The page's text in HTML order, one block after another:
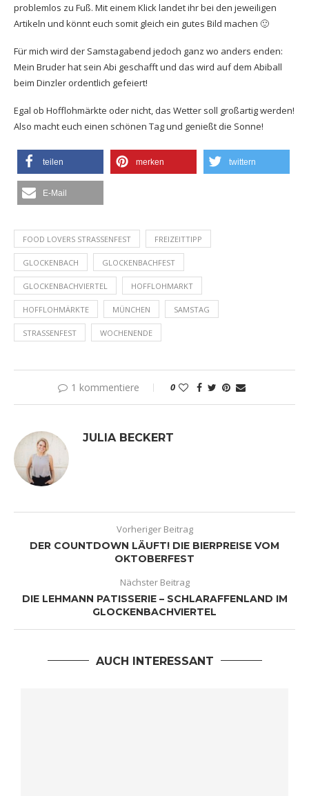
problemlos zu Fuß. Mit einem Klick landet ihr bei den jeweiligen
Artikeln und könnt euch somit gleich ein gutes Bild machen 🙂
Für mich wird der Samstagabend jedoch ganz wo anders enden:
Mein Bruder hat sein Abi geschafft und das wird auf dem Abiball
beim Dinzler ordentlich gefeiert!
Egal ob Hofflohmärkte oder nicht, das Wetter soll großartig werden!
Also macht euch einen schönen Tag und genießt die Sonne!
teilen merken twittern
E-Mail
FOOD LOVERS STRASSENFEST FREIZEITTIPP
GLOCKENBACH GLOCKENBACHFEST
GLOCKENBACHVIERTEL HOFFLOHMARKT
HOFFLOHMÄRKTE MÜNCHEN SAMSTAG
STRASSENFEST WOCHENENDE
1 kommentiere 0
JULIA BECKERT
Vorheriger Beitrag
DER COUNTDOWN LÄUFT! DIE BIERPREISE VOM
OKTOBERFEST
Nächster Beitrag
DIE LEHMANN PATISSERIE – SCHLARAFFENLAND IM
GLOCKENBACHVIERTEL
AUCH INTERESSANT